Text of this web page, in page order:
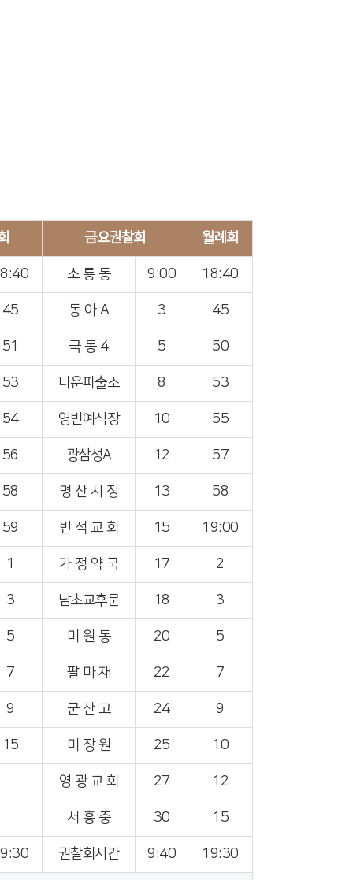
금요권찰회 월례회
소 룡 동 9:00 18:40
45 동 아 A 3 45
51 극 동 4 5 50
53 나운파출소 8 53
54 영빈예식장 10 55
56 광삼성A 12 57
58 명 산 시 장 13 58
59 반 석 교 회 15 19:00
1 가 정 약 국 17 2
3 남초교후문 18 3
5 미 원 동 20 5
7 팔 마 재 22 7
9 군 산 고 24 9
15 미 장 원 25 10
영 광 교 회 27 12
서 흥 중 30 15
권찰회시간 9:40 19:30